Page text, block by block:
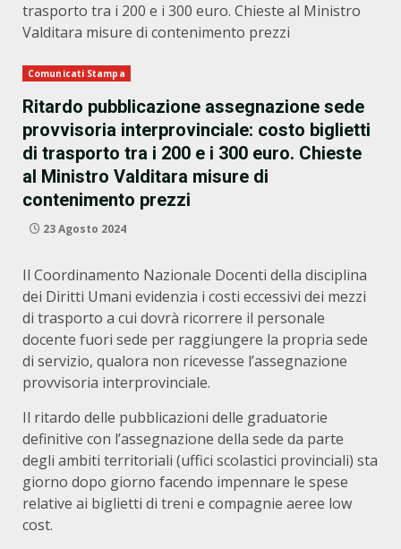
trasporto tra i 200 e i 300 euro. Chieste al Ministro
Valditara misure di contenimento prezzi
Comunicati Stampa
Ritardo pubblicazione assegnazione sede
provvisoria interprovinciale: costo biglietti
di trasporto tra i 200 e i 300 euro. Chieste
al Ministro Valditara misure di
contenimento prezzi
23 Agosto 2024
Il Coordinamento Nazionale Docenti della disciplina
dei Diritti Umani evidenzia i costi eccessivi dei mezzi
di trasporto a cui dovrà ricorrere il personale
docente fuori sede per raggiungere la propria sede
di servizio, qualora non ricevesse l’assegnazione
provvisoria interprovinciale.
Il ritardo delle pubblicazioni delle graduatorie
definitive con l’assegnazione della sede da parte
degli ambiti territoriali (uffici scolastici provinciali) sta
giorno dopo giorno facendo impennare le spese
relative ai biglietti di treni e compagnie aeree low
cost.